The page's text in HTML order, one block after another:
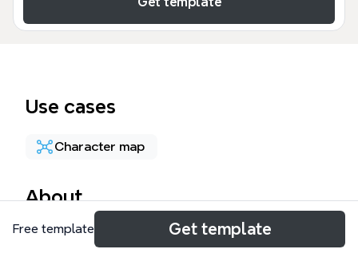
Use cases
Character map
About
『Buzzer Beat～崖っぷちのヒーロー』の恋愛関係図
Free template Get template